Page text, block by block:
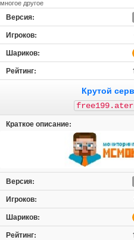
многое другое
Крутой